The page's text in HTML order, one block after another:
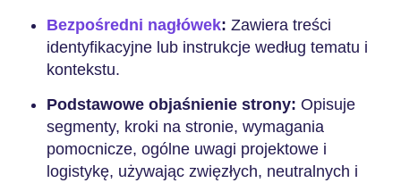
Bezpośredni nagłówek: Zawiera treści
identyfikacyjne lub instrukcje według tematu i
kontekstu.
Podstawowe objaśnienie strony: Opisuje
segmenty, kroki na stronie, wymagania
pomocnicze, ogólne uwagi projektowe i
logistykę, używając zwięzłych, neutralnych i